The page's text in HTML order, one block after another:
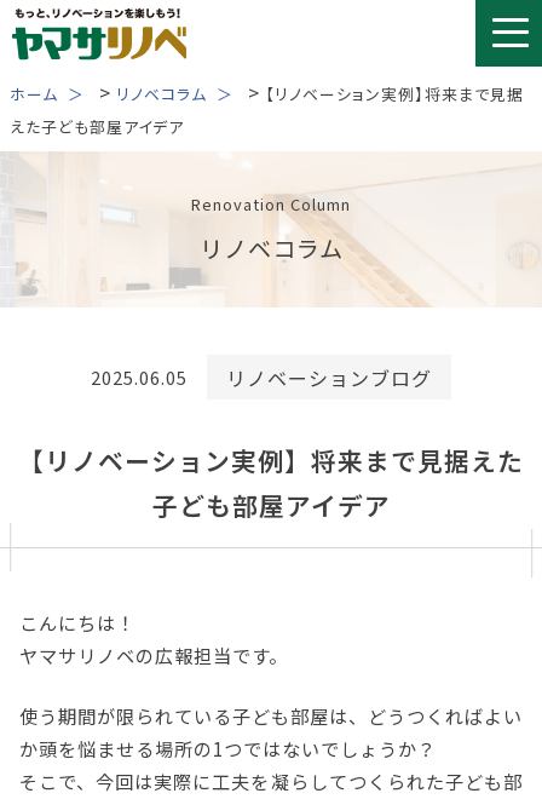
Skip
to
ホーム > リノベコラム > 【リノベーション実例】将来まで見据
えた子ども部屋アイデア
Renovation Column
リノベコラム
2025.06.05 リノベーションブログ
【リノベーション実例】将来まで見据えた
子ども部屋アイデア
こんにちは！
ヤマサリノベの広報担当です。
使う期間が限られている子ども部屋は、どうつくればよい
か頭を悩ませる場所の1つではないでしょうか？
そこで、今回は実際に工夫を凝らしてつくられた子ども部